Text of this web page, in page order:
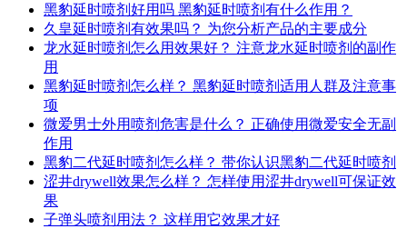
黑豹延时喷剂好用吗 黑豹延时喷剂有什么作用？
久皇延时喷剂有效果吗？ 为您分析产品的主要成分
龙水延时喷剂怎么用效果好？ 注意龙水延时喷剂的副作
用
黑豹延时喷剂怎么样？ 黑豹延时喷剂适用人群及注意事
项
微爱男士外用喷剂危害是什么？ 正确使用微爱安全无副
作用
黑豹二代延时喷剂怎么样？ 带你认识黑豹二代延时喷剂
涩井drywell效果怎么样？ 怎样使用涩井drywell可保证效
果
子弹头喷剂用法？ 这样用它效果才好